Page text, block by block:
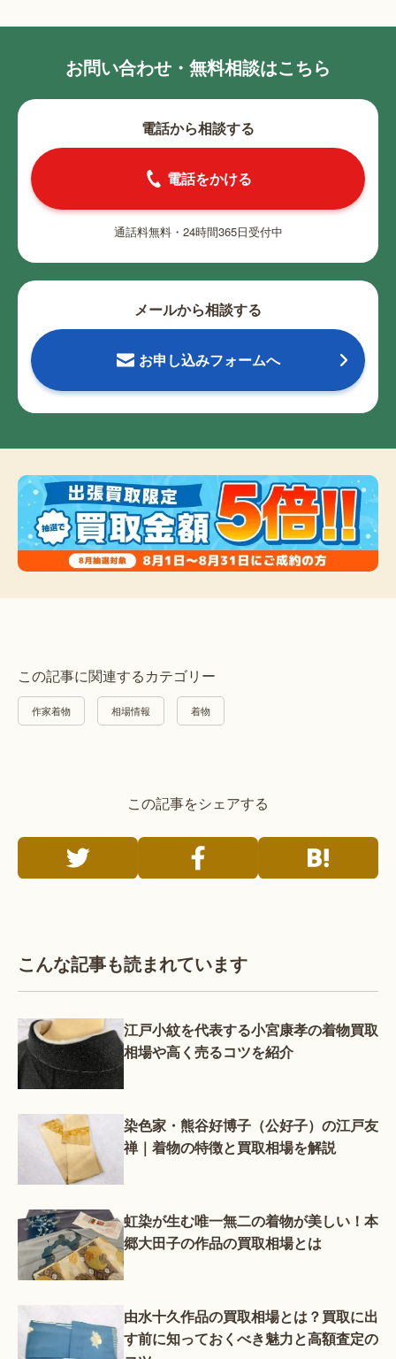
お問い合わせ・無料相談はこちら
電話から相談する
電話をかける
通話料無料・24時間365日受付中
メールから相談する
お申し込みフォームへ
この記事に関連するカテゴリー
作家着物 相場情報 着物
この記事をシェアする
こんな記事も読まれています
江戸小紋を代表する小宮康孝の着物買取
相場や高く売るコツを紹介
染色家・熊谷好博子（公好子）の江戸友
禅｜着物の特徴と買取相場を解説
虹染が生む唯一無二の着物が美しい！本
郷大田子の作品の買取相場とは
由水十久作品の買取相場とは？買取に出
す前に知っておくべき魅力と高額査定の